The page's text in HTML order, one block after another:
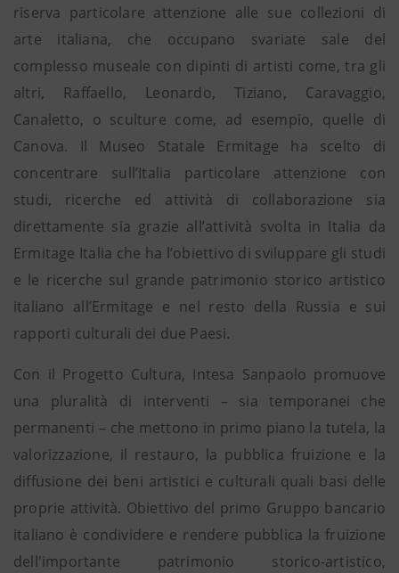
riserva particolare attenzione alle sue collezioni di
arte italiana, che occupano svariate sale del
complesso museale con dipinti di artisti come, tra gli
altri, Raffaello, Leonardo, Tiziano, Caravaggio,
Canaletto, o sculture come, ad esempio, quelle di
Canova. Il Museo Statale Ermitage ha scelto di
concentrare sull’Italia particolare attenzione con
studi, ricerche ed attività di collaborazione sia
direttamente sia grazie all’attività svolta in Italia da
Ermitage Italia che ha l’obiettivo di sviluppare gli studi
e le ricerche sul grande patrimonio storico artistico
italiano all’Ermitage e nel resto della Russia e sui
rapporti culturali dei due Paesi.
Con il Progetto Cultura, Intesa Sanpaolo promuove
una pluralità di interventi – sia temporanei che
permanenti – che mettono in primo piano la tutela, la
valorizzazione, il restauro, la pubblica fruizione e la
diffusione dei beni artistici e culturali quali basi delle
proprie attività. Obiettivo del primo Gruppo bancario
italiano è condividere e rendere pubblica la fruizione
dell'importante patrimonio storico-artistico,